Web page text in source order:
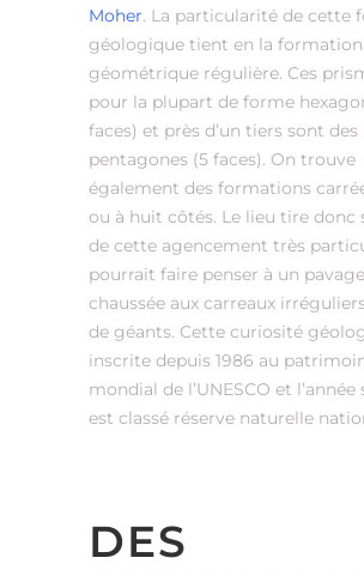
Moher. La particularité de cette
géologique tient en la
géométrique régulière. Ces
pour la plupart de forme
faces) et près d’un tiers sont des
pentagones (5 faces). On trouve
également des formations
ou à huit côtés. Le lieu tire donc
de cette agencement très
pourrait faire penser à un
chaussée aux carreaux
de géants. Cette curiosité
inscrite depuis 1986 au
mondial de l’UNESCO et
est classé réserve naturelle
DES